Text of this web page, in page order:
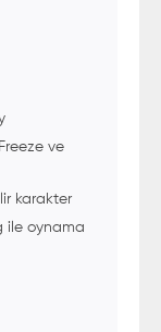
ve
karakter
ile oynama